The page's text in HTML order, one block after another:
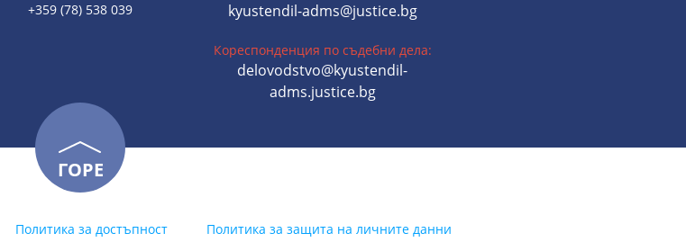
+359 (78) 538 039 kyustendil-adms@justice.bg
Кореспонденция по съдебни дела:
delovodstvo@kyustendil-
adms.justice.bg
ГОРЕ
Политика за достъпност Политика за защита на личните данни